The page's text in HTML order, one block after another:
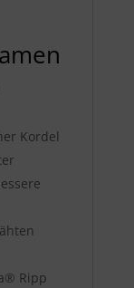
Kordel
Ripp